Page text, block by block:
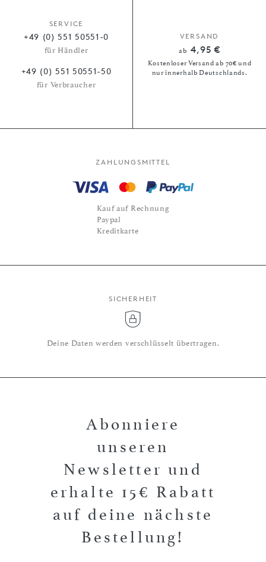
SERVICE
+49 (0) 551 50551-0
für Händler
+49 (0) 551 50551-50
für Verbraucher
VERSAND
ab 4,95 €
Kostenloser Versand ab 70€ und
nur innerhalb Deutschlands.
ZAHLUNGSMITTEL
Kauf auf Rechnung
Paypal
Kreditkarte
SICHERHEIT
Deine Daten werden verschlüsselt übertragen.
Abonniere
unseren
Newsletter und
erhalte 15€ Rabatt
auf deine nächste
Bestellung!